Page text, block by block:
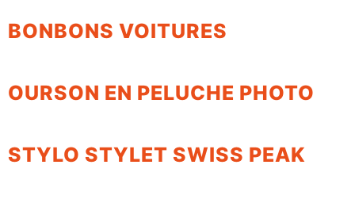
BONBONS VOITURES
OURSON EN PELUCHE PHOTO
STYLO STYLET SWISS PEAK